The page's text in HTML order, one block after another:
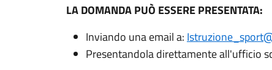
LA DOMANDA PUÒ ESSERE PRESENTATA:
Inviando una email a:
Presentandola direttamente all'ufficio